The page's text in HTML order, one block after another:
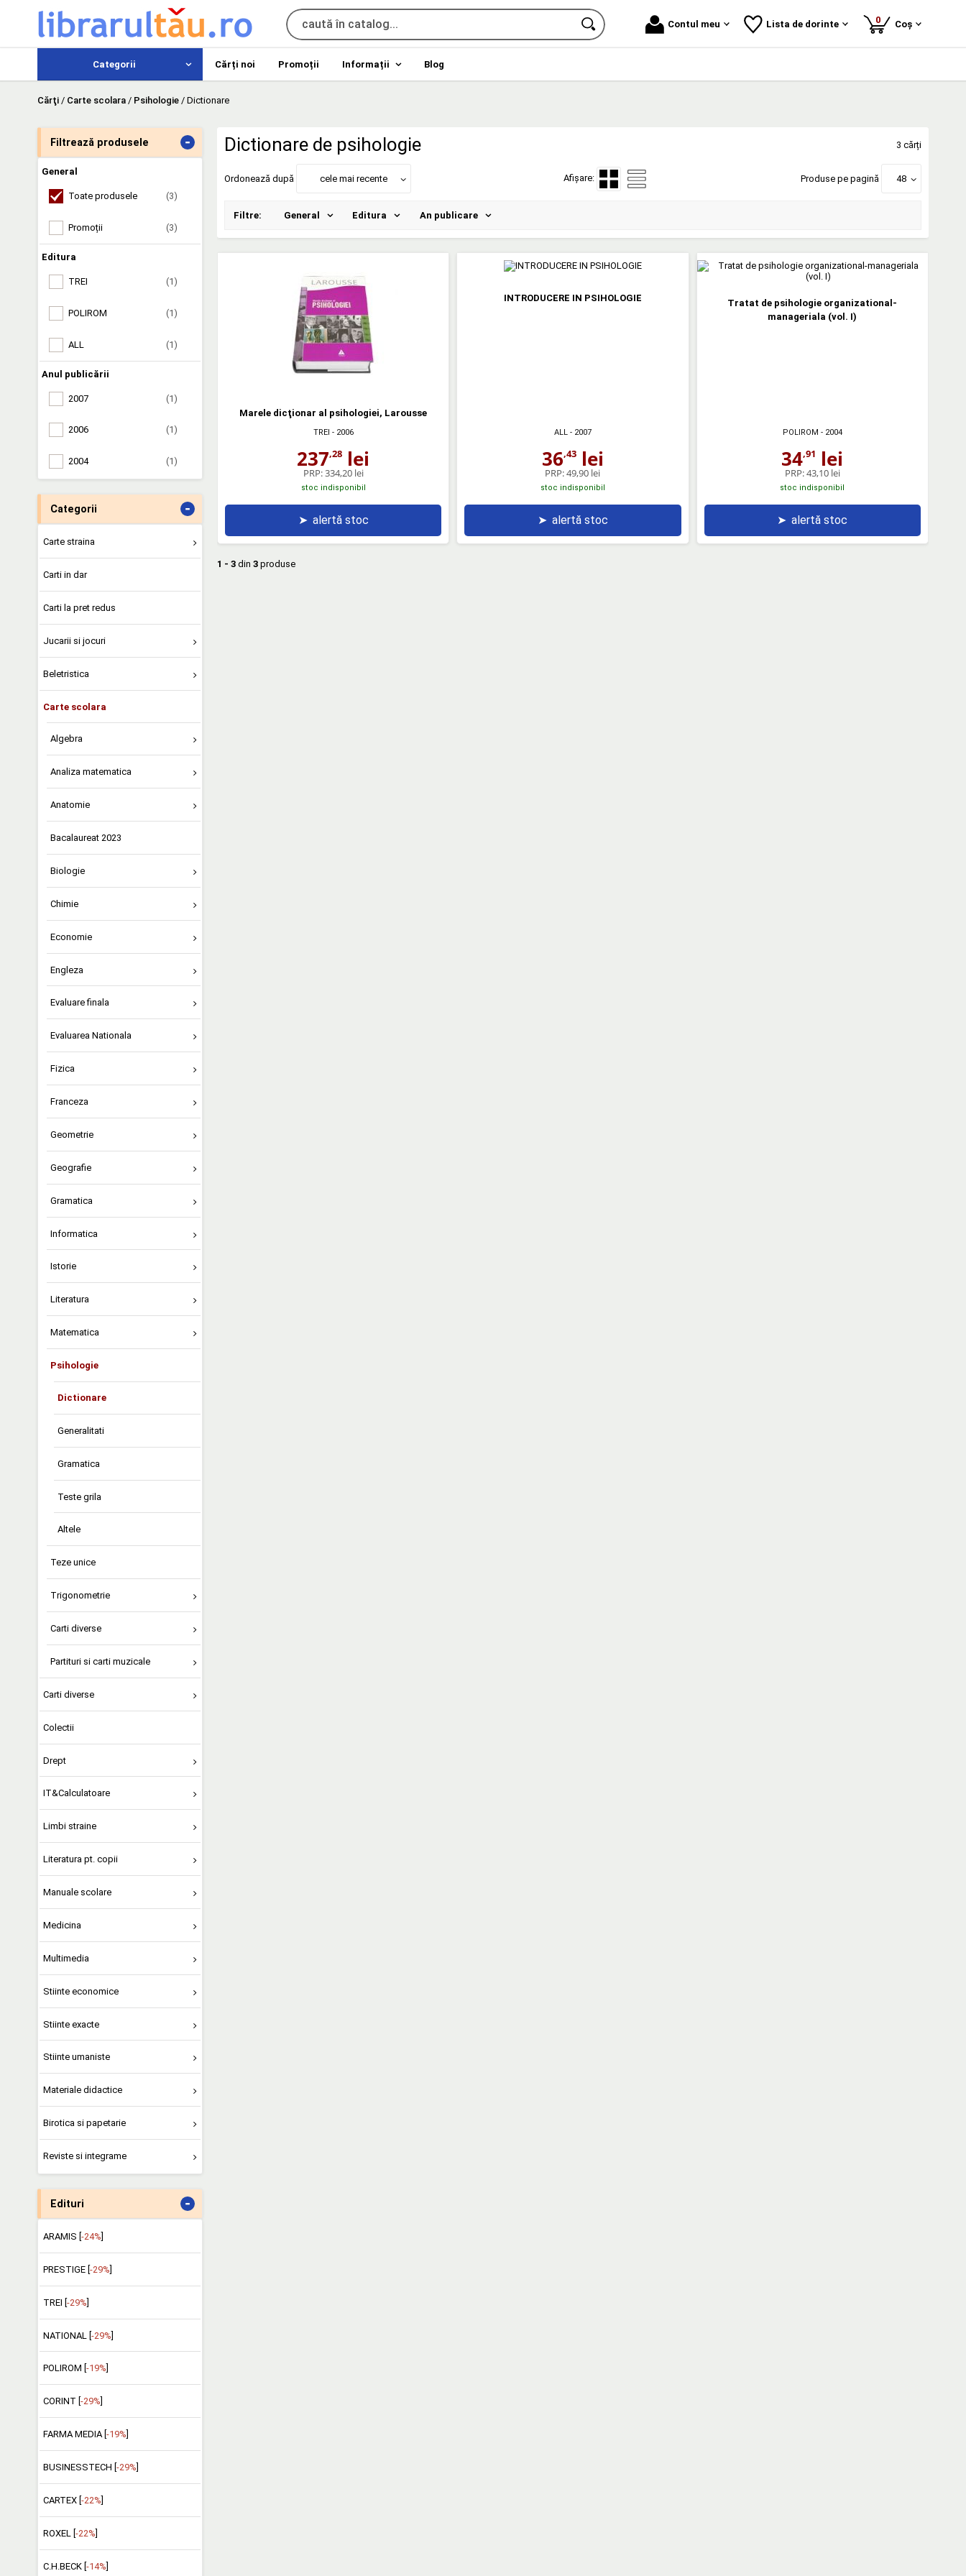
Contul meu Lista de dorinte 0produse
Coș
Categorii Cărți noi Promoții Informații Blog
Cărţi / Carte scolara / Psihologie / Dictionare
Filtrează produsele -
General
Toate produsele (3)
Promoții (3)
Editura
TREI (1)
POLIROM (1)
ALL (1)
Anul publicării
2007 (1)
2006 (1)
2004 (1)
Categorii -
Carte straina
Carti in dar
Carti la pret redus
Jucarii si jocuri
Beletristica
Carte scolara
Algebra
Analiza matematica
Anatomie
Bacalaureat 2023
Biologie
Chimie
Economie
Engleza
Evaluare finala
Evaluarea Nationala
Fizica
Franceza
Geometrie
Geografie
Gramatica
Informatica
Istorie
Literatura
Matematica
Psihologie
Dictionare
Generalitati
Gramatica
Teste grila
Altele
Teze unice
Trigonometrie
Carti diverse
Partituri si carti muzicale
Carti diverse
Colectii
Drept
IT&Calculatoare
Limbi straine
Literatura pt. copii
Manuale scolare
Medicina
Multimedia
Stiinte economice
Stiinte exacte
Stiinte umaniste
Materiale didactice
Birotica si papetarie
Reviste si integrame
Edituri -
ARAMIS [ -24%
PRESTIGE [ -29%
TREI [-29%]
NATIONAL [-29%]
POLIROM [ -19%
CORINT [ -29%
FARMA MEDIA [ -19%
BUSINESSTECH [ -29%
CARTEX [ -22%
ROXEL [ -22%
C.H.BECK [-14%]
Dictionare de psihologie 3 cărți
Ordonează după cele mai recente Afișare: Produse pe pagină 48
Filtre: General Editura An publicare
Marele dicţionar al psihologiei, Larousse
TREI - 2006
237,28 lei
PRP:334,20 lei
stoc indisponibil
➤ alertă stoc
INTRODUCERE IN PSIHOLOGIE
ALL - 2007
36,43lei
PRP:49,90 lei
stoc indisponibil
➤ alertă stoc
Tratat de psihologie organizational-
manageriala (vol. I)
POLIROM - 2004
34,91 lei
PRP:43,10 lei
stoc indisponibil
➤ alertă stoc
1 - 3 din 3 produse